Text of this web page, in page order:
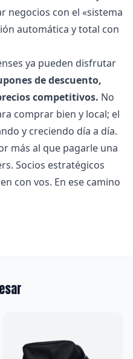
negocios con el «sistema
automática y total con
ya pueden disfrutar
de descuento,
competitivos. No
comprar bien y local; el
y creciendo día a día.
más al que pagarle una
Socios estratégicos
con vos. En ese camino